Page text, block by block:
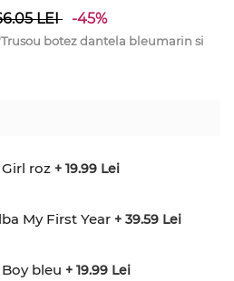
LEI -45%
botez dantela bleumarin si
roz + 19.99 Lei
My First Year + 39.59 Lei
bleu + 19.99 Lei